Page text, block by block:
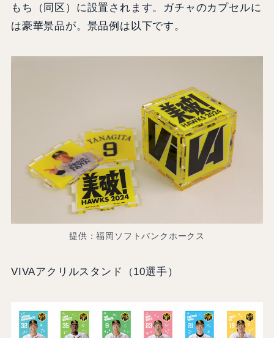
もち（同区）に設置されます。ガチャのカプセルに
は豪華景品が。景品例は以下です。
提供：福岡ソフトバンクホークス
VIVAアクリルスタンド（10選手）